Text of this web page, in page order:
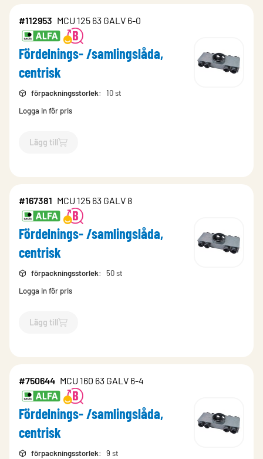
#112953 MCU 125 63 GALV 6-0
Fördelnings- /samlingslåda,
centrisk
förpackningsstorlek:
10 st
Logga in för pris
Lägg till
`$Lägg till
#167381 MCU 125 63 GALV 8
Fördelnings- /samlingslåda,
centrisk
förpackningsstorlek:
50 st
Logga in för pris
Lägg till
`$Lägg till
#750644 MCU 160 63 GALV 6-4
Fördelnings- /samlingslåda,
centrisk
förpackningsstorlek:
9 st